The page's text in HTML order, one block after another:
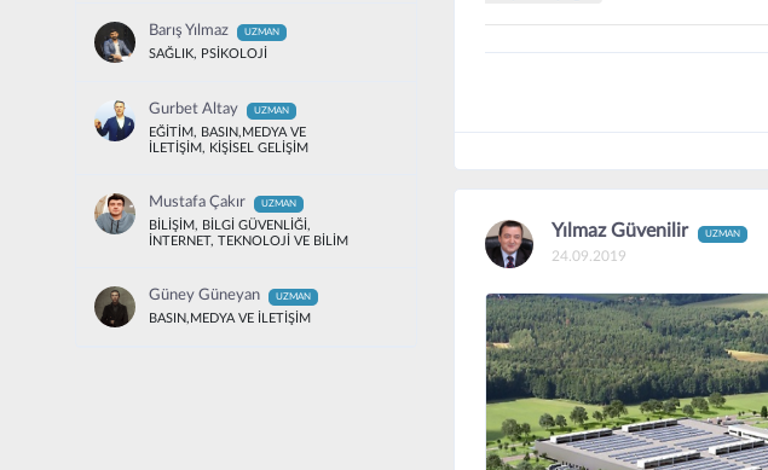
Barış Yılmaz UZMAN
SAĞLIK, PSİKOLOJİ
Gurbet Altay UZMAN
EĞİTİM, BASIN,MEDYA VE
İLETİŞİM, KİŞİSEL GELİŞİM
Mustafa Çakır UZMAN
BİLİŞİM, BİLGİ GÜVENLİĞİ,
İNTERNET, TEKNOLOJİ VE BİLİM
Güney Güneyan UZMAN
BASIN,MEDYA VE İLETİŞİM
Yılmaz Güvenilir UZMAN
24.09.2019